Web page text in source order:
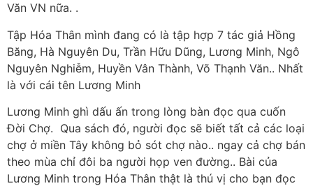
Văn VN nữa. .
Tập Hóa Thân mình đang có là tập hợp 7 tác giả Hồng
Băng, Hà Nguyên Du, Trần Hữu Dũng, Lương Minh, Ngô
Nguyên Nghiễm, Huyền Vân Thành, Võ Thạnh Văn.. Nhất
là với cái tên Lương Minh
Lương Minh ghì dấu ấn trong lòng bàn đọc qua cuốn
Đời Chợ. Qua sách đó, người đọc sẽ biết tất cả các loại
chợ ở miền Tây không bỏ sót chợ nào.. ngay cả chợ bán
theo mùa chỉ đôi ba người họp ven đường.. Bài của
Lương Minh trong Hóa Thân thật là thú vị cho bạn đọc